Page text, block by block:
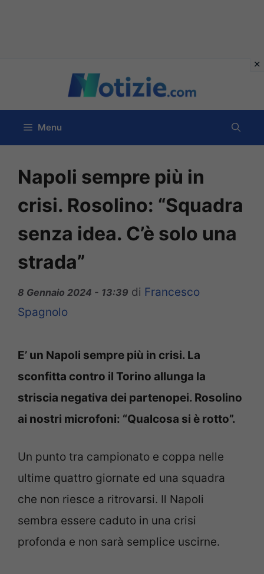
contenuto
Menu
Napoli sempre più in
crisi. Rosolino: “Squadra
senza idea. C’è solo una
strada”
8 Gennaio 2024 - 13:39 di Francesco
Spagnolo
E’ un Napoli sempre più in crisi. La
sconfitta contro il Torino allunga la
striscia negativa dei partenopei. Rosolino
ai nostri microfoni: “Qualcosa si è rotto”.
Un punto tra campionato e coppa nelle
ultime quattro giornate ed una squadra
che non riesce a ritrovarsi. Il Napoli
sembra essere caduto in una crisi
profonda e non sarà semplice uscirne.